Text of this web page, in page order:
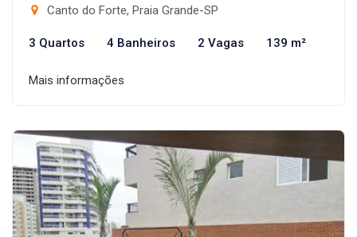
Canto do Forte, Praia Grande-SP
3 Quartos 4 Banheiros 2 Vagas 139 m²
Mais informações